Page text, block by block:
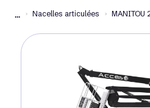
... Nacelles articulées